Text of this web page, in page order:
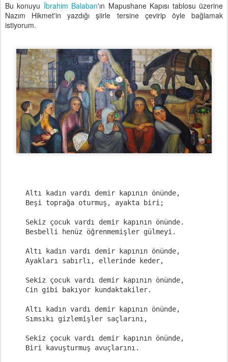
Bu konuyu İbrahim Balaban'ın Mapushane Kapısı tablosu üzerine
Nazım Hikmet'in yazdığı şiirle tersine çevirip öyle bağlamak
istiyorum.
Altı kadın vardı demir kapının önünde,
Beşi toprağa oturmuş, ayakta biri;
Sekiz çocuk vardı demir kapının önünde.
Besbelli henüz öğrenmemişler gülmeyi.
Altı kadın vardı demir kapının önünde,
Ayakları sabırlı, ellerinde keder,
Sekiz çocuk vardı demir kapının önünde,
Cin gibi bakıyor kundaktakiler.
Altı kadın vardı demir kapının önünde,
Sımsıkı gizlemişler saçlarını,
Sekiz çocuk vardı demir kapının önünde,
Biri kavuşturmuş avuçlarını.